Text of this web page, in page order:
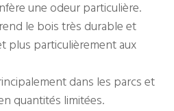
une odeur particulière.
le bois très durable et
plus particulièrement aux
dans les parcs et
quantités limitées.